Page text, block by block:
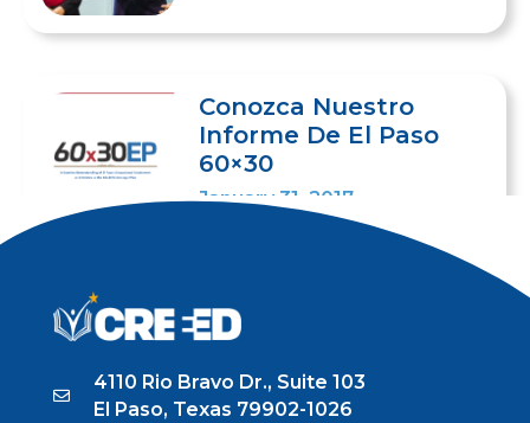
Conozca Nuestro
Informe De El Paso
60×30
January 31, 2017
4110 Rio Bravo Dr., Suite 103
El Paso, Texas 79902-1026